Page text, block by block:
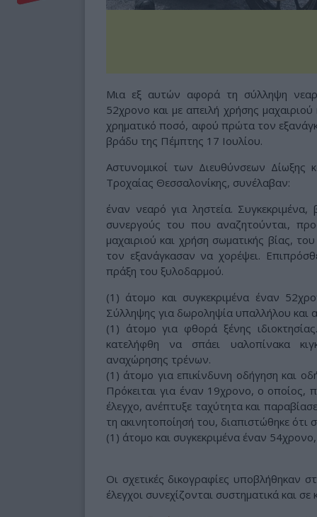
Μια εξ αυτών αφορά τη σύλληψη
52χρονο και με απειλή χρήσης
χρηματικό ποσό, αφού πρώτα τον
βράδυ της Πέμπτης 17 Ιουλίου.
Αστυνομικοί των Διευθύνσεων Δίωξης
Τροχαίας Θεσσαλονίκης, συνέλαβαν:
έναν νεαρό για ληστεία.
συνεργούς του που αναζητούνται,
μαχαιριού και χρήση σωματικής βίας,
τον εξανάγκασαν να χορέψει.
πράξη του ξυλοδαρμού.
(1) άτομο και συγκεκριμένα έναν
Σύλληψης για δωροληψία υπαλλήλου και
(1) άτομο για φθορά ξένης
κατελήφθη να σπάει υαλοπίνακα
αναχώρησης τρένων.
(1) άτομο για επικίνδυνη οδήγηση και
Πρόκειται για έναν 19χρονο, ο οποίος,
έλεγχο, ανέπτυξε ταχύτητα και
τη ακινητοποίησή του, διαπιστώθηκε ότι
(1) άτομο και συγκεκριμένα έναν
Οι σχετικές δικογραφίες υποβλήθηκαν
έλεγχοι συνεχίζονται συστηματικά και